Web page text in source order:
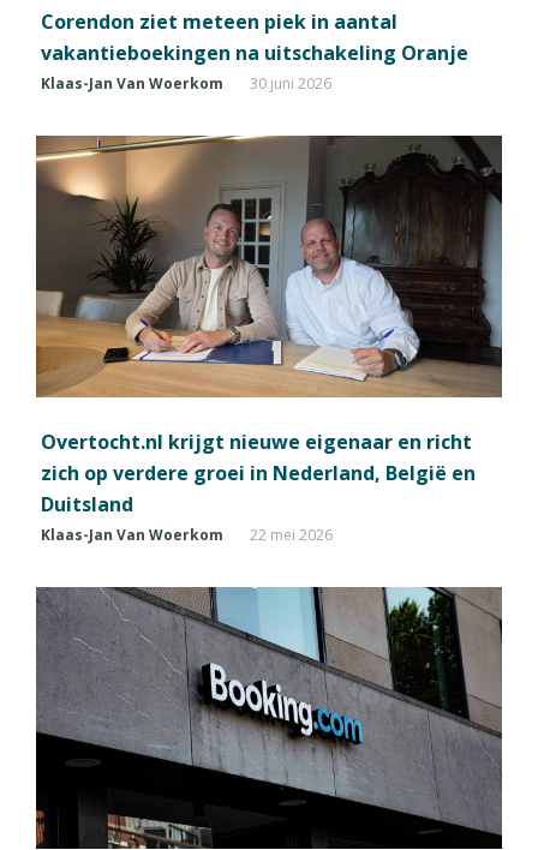
Corendon ziet meteen piek in aantal
vakantieboekingen na uitschakeling Oranje
Klaas-Jan Van Woerkom 30 juni 2026
Overtocht.nl krijgt nieuwe eigenaar en richt
zich op verdere groei in Nederland, België en
Duitsland
Klaas-Jan Van Woerkom 22 mei 2026